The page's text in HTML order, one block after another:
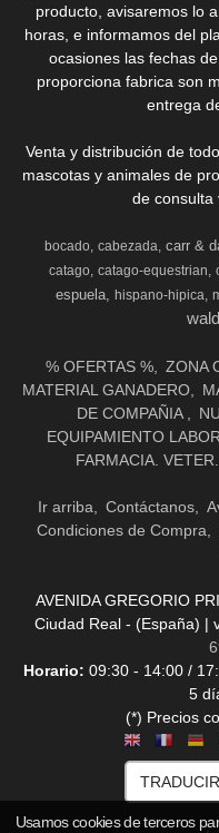
producto, avisaremos lo
horas, e informamos del
ocasiones las fechas
proporciona fabrica son
entrega
Venta y distribución de
mascotas y animales de
de consulta
bocado cabezada carr &
catago catago-equestrian
espuela
hispano-hipica
% OFERTAS % ZONA
MATERIAL GANADERO
DE COMPAÑIA
EQUIPAMIENTO
FARMACIA.
Ir arriba Contáctanos
Condiciones de Compra
AVENIDA GREGORIO
Ciudad Real - (España) |
Horario: 09:30 - 14:00 /
5
(*) Precios
Usamos cookies de terceros